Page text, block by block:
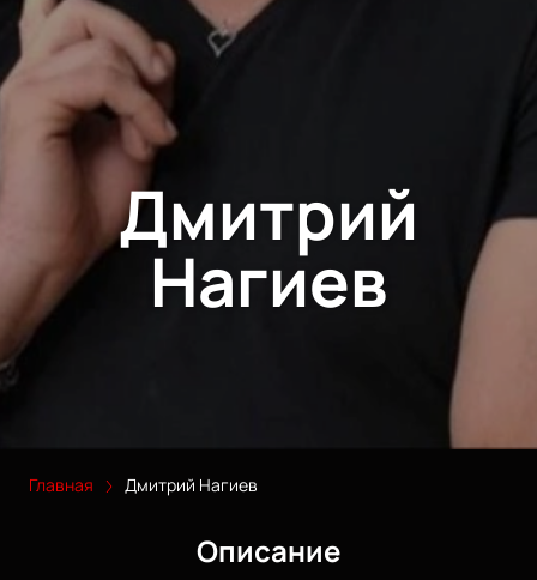
Дмитрий
Нагиев
Главная Дмитрий Нагиев
Описание